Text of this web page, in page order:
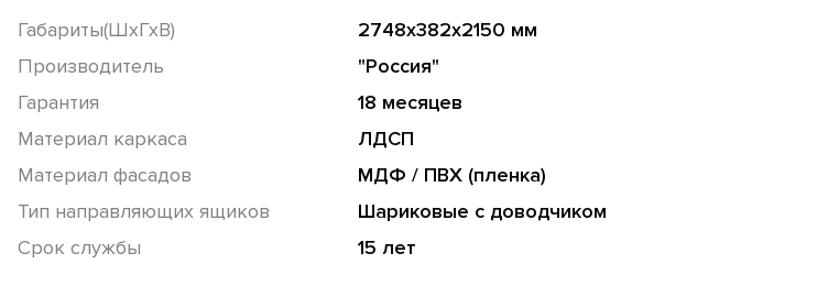
Габариты(ШхГхВ)
2748х382х2150 мм
Производитель
"Россия"
Гарантия
18 месяцев
Материал каркаса
ЛДСП
Материал фасадов
МДФ / ПВХ (пленка)
Тип направляющих ящиков
Шариковые с доводчиком
Срок службы
15 лет